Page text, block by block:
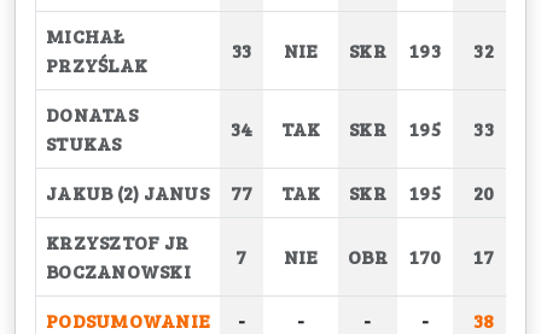
MICHAŁ
PRZYŚLAK
33 NIE SKR 193 32
DONATAS
STUKAS
34 TAK SKR 195 33
JAKUB (2) JANUS 77 TAK SKR 195
20
KRZYSZTOF JR
BOCZANOWSKI
7 NIE OBR 170 17
PODSUMOWANIE - - - - 38